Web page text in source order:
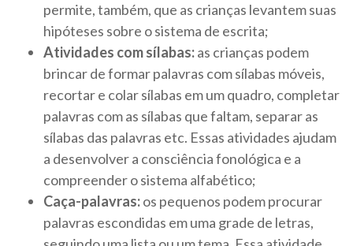
permite, também, que as crianças levantem suas
hipóteses sobre o sistema de escrita;
Atividades com sílabas:as crianças podem
brincar de formar palavras com sílabas móveis,
recortar e colar sílabas em um quadro, completar
palavras com as sílabas que faltam, separar as
sílabas das palavras etc. Essas atividades ajudam
a desenvolver a consciência fonológica e a
compreender o sistema alfabético;
Caça-palavras:os pequenos podem procurar
palavras escondidas em uma grade de letras,